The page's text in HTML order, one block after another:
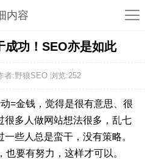
内容
成功！SEO亦是如此
者:野狼SEO 浏览:252
=金钱，觉得是很有意思、很
很多人做网站想法很多，乱七
些人总是蛮干，没有策略。
要有努力，这样才可以。